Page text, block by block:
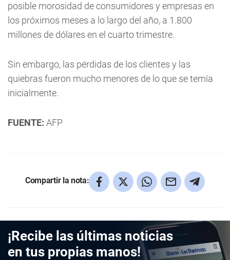
posible morosidad de consumidores y empresas en
los próximos meses a lo largo del año, a 1.800
millones de dólares en el cuarto trimestre.
Sin embargo, las pérdidas de los clientes y las
quiebras fueron mucho menores de lo que se temía
inicialmente.
FUENTE: AFP
Compartir la nota:
¡Recibe las últimas noticias
en tus propias manos!